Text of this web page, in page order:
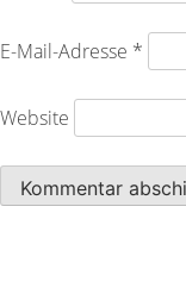
E-Mail-Adresse *
Website